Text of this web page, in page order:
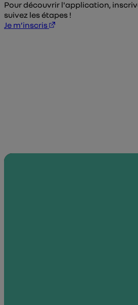
Pour découvrir l'application,
suivez les étapes !
Je m’inscris